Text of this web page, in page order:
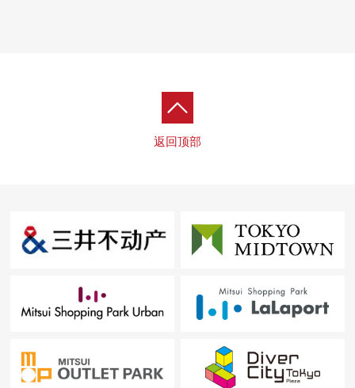
0 峰会商店喜多见站前店、约1400m
0 OdakyuOX成城商店、约1710m
0 成城山坳Ti、约1710m返回顶部